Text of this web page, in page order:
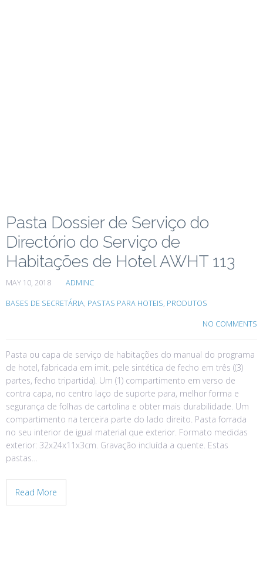
Pasta Dossier de Serviço do
Directório do Serviço de
Habitações de Hotel AWHT 113
MAY 10, 2018 ADMINC
BASES DE SECRETÁRIA, PASTAS PARA HOTEIS, PRODUTOS
NO COMMENTS
Pasta ou capa de serviço de habitações do manual do programa
de hotel, fabricada em imit. pele sintética de fecho em três ((3)
partes, fecho tripartida). Um (1) compartimento em verso de
contra capa, no centro laço de suporte para, melhor forma e
segurança de folhas de cartolina e obter mais durabilidade. Um
compartimento na terceira parte do lado direito. Pasta forrada
no seu interior de igual material que exterior. Formato medidas
exterior: 32x24x11x3cm. Gravação incluída a quente. Estas
pastas…
Read More